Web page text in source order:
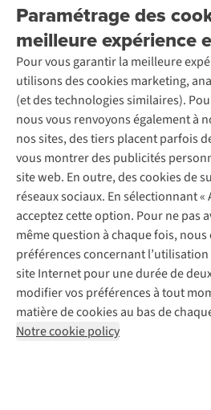
Paramétrage des
meilleure expérience
Pour vous garantir la meilleure
utilisons des cookies marketing,
(et des technologies similaires).
nous vous renvoyons également à
nos sites, des tiers placent parfois
vous montrer des publicités
site web. En outre, des cookies de
réseaux sociaux. En sélectionnant «
acceptez cette option. Pour ne pas
même question à chaque fois,
préférences concernant
site Internet pour une durée de
modifier vos préférences à tout
matière de cookies au bas de
Notre cookie policy
Retourner
Rétractation d'une commande
Entretien & réparations
Garantie
Contactez-nous
Entreprise responsable
À propos d’Ayacucho
Nos magasins
À propos d’A.S.Adventure
Déclaration d'accessibilité
Location / Location sports d’hiver
Seconde-main
Entretien de ski
Service de lavage
Entretien de chaussures
Réparation de chaussures
Réparation de vêtements
Retouches
Pour les entreprises
Découvrez
A.S.Magazine
Explore Camp
Expertise & conseils
Abonnez-vous à la newsletter
Suivez-
Mentions légales
Politique
Conditions générales